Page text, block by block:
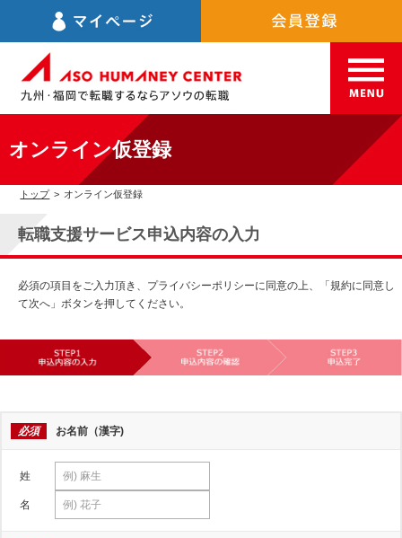
オンライン仮登録
トップ > オンライン仮登録
転職支援サービス申込内容の入力
必須の項目をご入力頂き、プライバシーポリシーに同意の上、「規約に同意し
て次へ」ボタンを押してください。
必須 お名前（漢字)
姓
名